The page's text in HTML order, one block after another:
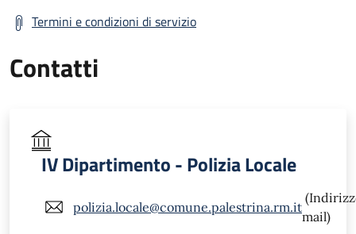
Termini e condizioni di servizio
Contatti
IV Dipartimento - Polizia Locale
polizia.locale@comune.palestrina.rm.it
mail)